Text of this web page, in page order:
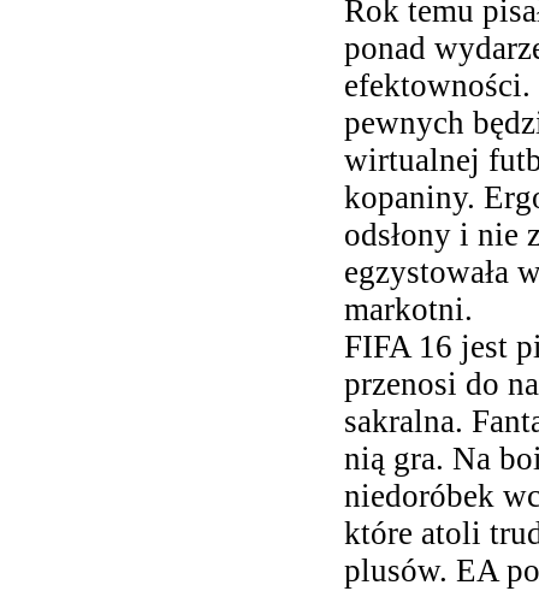
Rok temu
ponad
pewnych
wirtualnej
kopaniny.
odsłony i nie
egzystowała
markotni.
FIFA 16 jest
przenosi do
sakralna.
nią gra. Na
niedoróbek
które atoli
plusów. EA